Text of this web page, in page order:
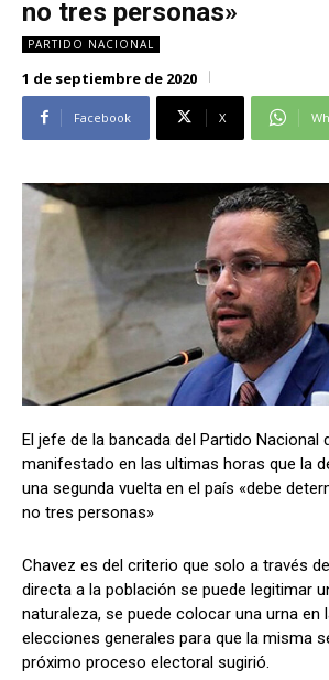
Alianza Patriotica
Libertad y Refundación
Frente Amplio
Centro Social Cristianos
Noticias
Contáctenos
Suscríbase a nuestro
Manténgase informado de nuestro
noticias directamente en su correo
Suscribirse
Alianza Patriotica
Libertad y Refundación
Frente Amplio
Centro Social Cristianos
Noticias
Contáctenos
Suscríbase a nuestro
Manténgase informado de nuestro
noticias directamente en su correo
Suscribirse
no tres personas»
PARTIDO NACIONAL
1 de septiembre de 2020
Facebook X
El jefe de la bancada del Partido Nacional
manifestado en las ultimas horas que la
una segunda vuelta en el país «debe
no tres personas»
Chavez es del criterio que solo a través
directa a la población se puede legitimar
naturaleza, se puede colocar una urna en
elecciones generales para que la misma
próximo proceso electoral sugirió.